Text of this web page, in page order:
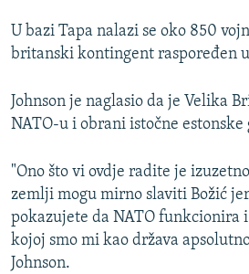
SVE KARTE DEJTONA
NASTANAK I RASPAD JUGOSLAVIJE
U bazi Tapa nalazi se oko 850
britanski kontingent raspoređen
Johnson je naglasio da je Velika
NATO-u i obrani istočne estonske
"Ono što vi ovdje radite je
zemlji mogu mirno slaviti Božić
pokazujete da NATO funkcionira
kojoj smo mi kao država
Johnson.